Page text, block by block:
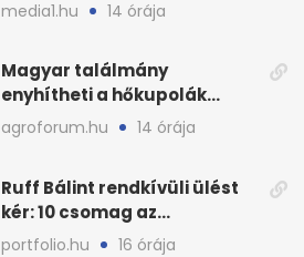
media1.hu 14 órája
Magyar találmány
enyhítheti a hőkupolák
miatti extrém hőséget
agroforum.hu 14 órája
Ruff Bálint rendkívüli ülést
kér: 10 csomag az
Országgyűlés előtt
portfolio.hu 16 órája